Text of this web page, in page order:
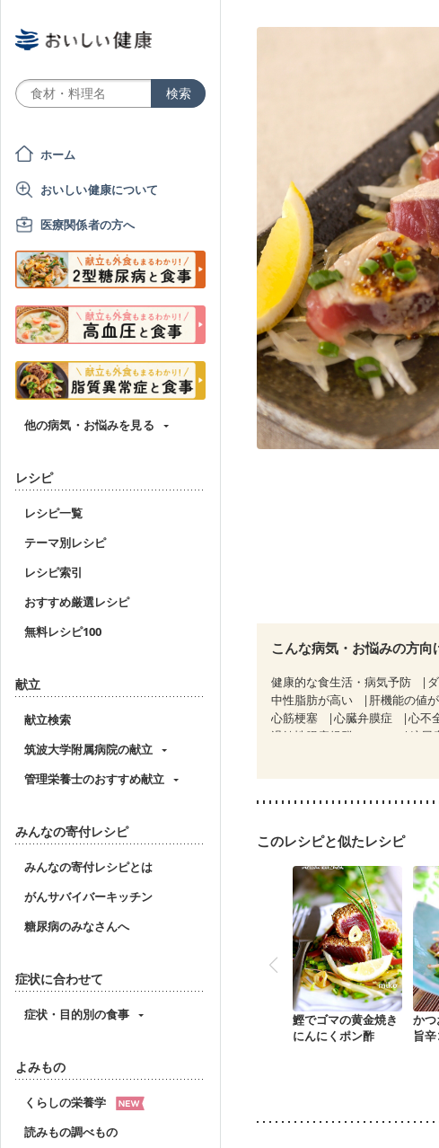
ホーム
おいしい健康について
医療関係者の方へ
他の病気・お悩みを見る
レシピ
レシピ一覧
テーマ別レシピ
レシピ索引
おすすめ厳選レシピ
無料レシピ100
献立
献立検索
筑波大学附属病院の献立
管理栄養士のおすすめ献立
みんなの寄付レシピ
みんなの寄付レシピとは
がんサバイバーキッチン
糖尿病のみなさんへ
症状に合わせて
症状・目的別の食事
よみもの
くらしの栄養学
読みもの調べもの
こんな病気・お悩みの方向
健康的な食生活・病気予防
中性脂肪が高い
肝機能の値
心筋梗塞
心臓弁膜症 心不
過敏性腸症候群（IBS）
糖尿
フレイル（年齢に合わせた体
このレシピと似たレシピ
鰹でゴマの黄金焼き
にんにくポン酢
か
旨